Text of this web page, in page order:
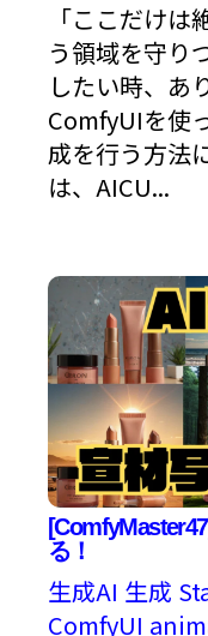
「ここだけ
う領域を守り
したい時、あ
ComfyUIを使
成を行う方法
は、AICU...
る！
生成AI 生成
ComfyUI